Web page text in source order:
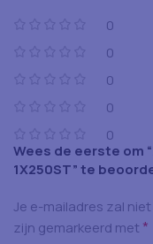
0
0
0
0
0
Wees de eerste om
1X250ST” te
Je e-mailadres zal
zijn gemarkeerd met *